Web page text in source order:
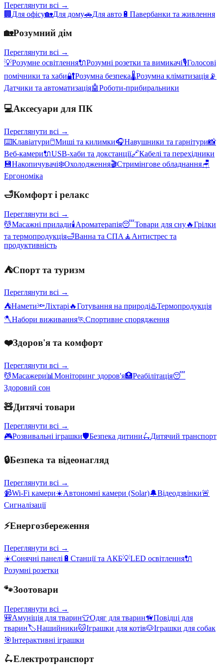
Переглянути всі →
🏢 Для офісу🏡Для дому🚗Для авто 🔋 Павербанки та живлення
🏡Розумний дім
Переглянути всі →
💡Розумне освітлення🔌Розумні розетки та вимикачі🎙️Голосові
помічники та хаби🔐Розумна безпека🌡️Розумна кліматизація 📡
Датчики та автоматизація🤖Роботи-прибиральники
💻Аксесуари для ПК
Переглянути всі →
⌨️Клавіатури🖱️Миші та килимки🎧Навушники та гарнітури📸
Веб-камери🔌USB-хаби та докстанції🔗Кабелі та перехідники
💾Накопичувачі❄️Охолодження🎬Стримінгове обладнання🪑
Ергономіка
🛁Комфорт і релакс
Переглянути всі →
💆Масажні прилади🕯️Ароматерапія😴Товари для сну🔥Грілки
та термопродукція🛁Ванна та СПА 🧘 Антистрес та
продуктивність
⛺Спорт та туризм
Переглянути всі →
⛺Намети🔦Ліхтарі 🔥Готування на природі♨️Термопродукція
🪓Набори виживання🏃Спортивне спорядження
❤️Здоров'я та комфорт
Переглянути всі →
💆Масажери📊 Моніторинг здоров'я🏥Реабілітація😴
Здоровий сон
🧸Дитячі товари
Переглянути всі →
🎮Розвивальні іграшки🛡️Безпека дитини🛴Дитячий транспорт
🔒Безпека та відеонагляд
Переглянути всі →
📹Wi-Fi камери☀️Автономні камери (Solar)🔔Відеодзвінки🚨
Сигналізації
⚡Енергозбереження
Переглянути всі →
☀️Сонячні панелі 🔋 Станції та АКБ💡LED освітлення🔌
Розумні розетки
🐾Зоотовари
Переглянути всі →
🎒Амуніція для тварин👕Одяг для тварин🦮Повідці для
тварин🏷️Нашийники🐱Іграшки для котів🐶Іграшки для собак
🎯Інтерактивні іграшки
🛴Електротранспорт